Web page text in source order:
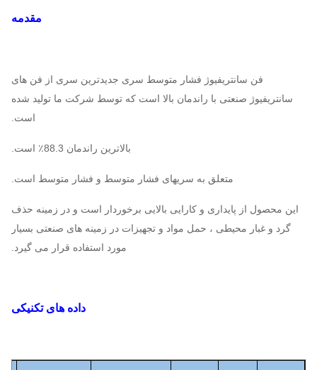
مقدمه
فن سانتریفیوژ فشار متوسط ​​سری جدیدترین سری از فن های
سانتریفیوژ صنعتی با راندمان بالا است که توسط شرکت ما تولید شده
است.
بالاترین راندمان 88.3٪ است.
متعلق به سریهای فشار متوسط ​​و فشار متوسط ​​است.
این محصول از پایداری و کارایی بالایی برخوردار است و در زمینه حذف
گرد و غبار محیطی ، حمل مواد و تجهیزات در زمینه های صنعتی بسیار
مورد استفاده قرار می گیرد.
داده های تکنیکی